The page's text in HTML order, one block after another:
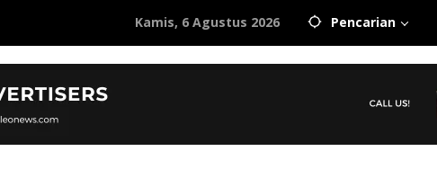
Kamis, 6 Agustus 2026 Pencarian